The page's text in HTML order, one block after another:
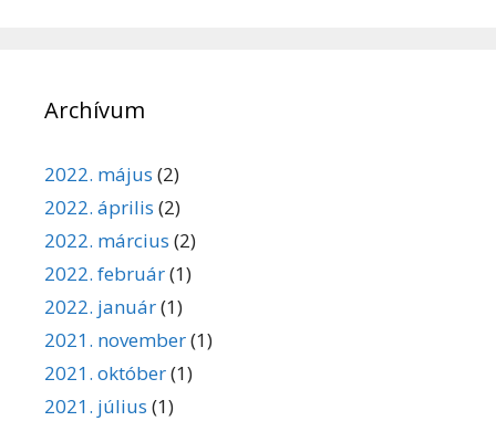
Archívum
2022. május (2)
2022. április (2)
2022. március (2)
2022. február(1)
2022. január(1)
2021. november(1)
2021. október(1)
2021. július (1)